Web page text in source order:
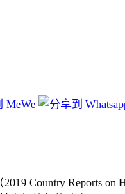
Country Reports